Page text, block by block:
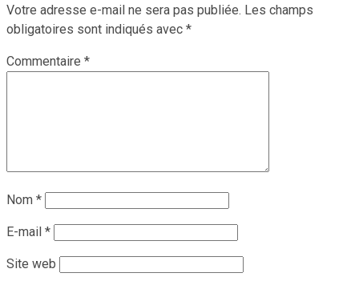
Votre adresse e-mail ne sera pas publiée. Les champs
obligatoires sont indiqués avec *
Commentaire *
Nom *
E-mail *
Site web